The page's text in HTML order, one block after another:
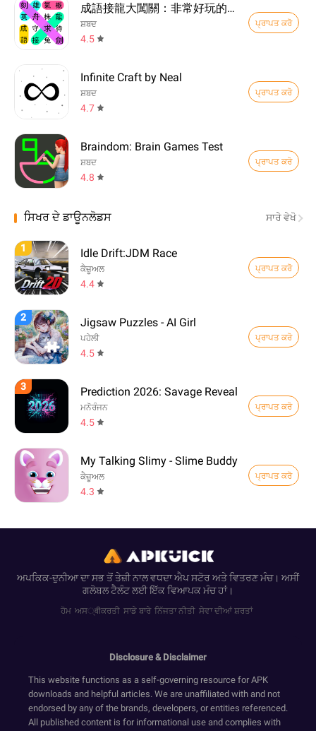
成語接龍大闖關：非常好玩的單機益智小遊戲
ਸ਼ਬਦ
4.5
ਪ੍ਰਾਪਤ ਕਰੋ
Infinite Craft by Neal
ਸ਼ਬਦ
4.7
ਪ੍ਰਾਪਤ ਕਰੋ
Braindom: Brain Games Test
ਸ਼ਬਦ
4.8
ਪ੍ਰਾਪਤ ਕਰੋ
ਸਿਖਰ ਦੇ ਡਾਊਨਲੋਡਸ ਸਾਰੇ ਵੇਖੋ
1 Idle Drift:JDM Race
ਕੈਜ਼ੂਅਲ
4.4
ਪ੍ਰਾਪਤ ਕਰੋ
2 Jigsaw Puzzles - AI Girl
ਪਹੇਲੀ
4.5
ਪ੍ਰਾਪਤ ਕਰੋ
3 Prediction 2026: Savage Reveal
ਮਨੋਰੰਜਨ
4.5
ਪ੍ਰਾਪਤ ਕਰੋ
My Talking Slimy - Slime Buddy
ਕੈਜ਼ੂਅਲ
4.3
ਪ੍ਰਾਪਤ ਕਰੋ
ਅਪਕਿਕ-ਦੁਨੀਆ ਦਾ ਸਭ ਤੋਂ ਤੇਜ਼ੀ ਨਾਲ ਵਧਦਾ ਐਪ ਸਟੋਰ ਅਤੇ ਵਿਤਰਣ ਮੰਚ। ਅਸੀਂ
ਗਲੋਬਲ ਟੈਲੰਟ ਲਈ ਇੱਕ ਵਿਆਪਕ ਮੰਚ ਹਾਂ।
ਹੋਮ ਅਸ्वीਕਰਤੀ ਸਾਡੇ ਬਾਰੇ ਨਿੱਜਤਾ ਨੀਤੀ ਸੇਵਾ ਦੀਆਂ ਸ਼ਰਤਾਂ
Disclosure & Disclaimer
This website functions as a self-governing resource for APK
downloads and helpful articles. We are unaffiliated with and not
endorsed by any of the brands, developers, or entities referenced.
All published content is for informational use and complies with